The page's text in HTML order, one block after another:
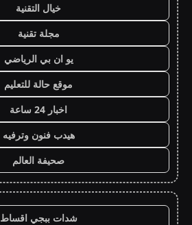
خيال التقنية
مجلة تقنية
يو ان بي الرياضي
موقع حالة للتعليم
اخبار 24 ساعة
هيدب فنون وترفيه
صحيفة العالم
شدات ببجي اقساط